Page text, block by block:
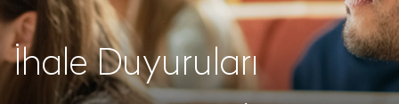
İhale Duyuruları